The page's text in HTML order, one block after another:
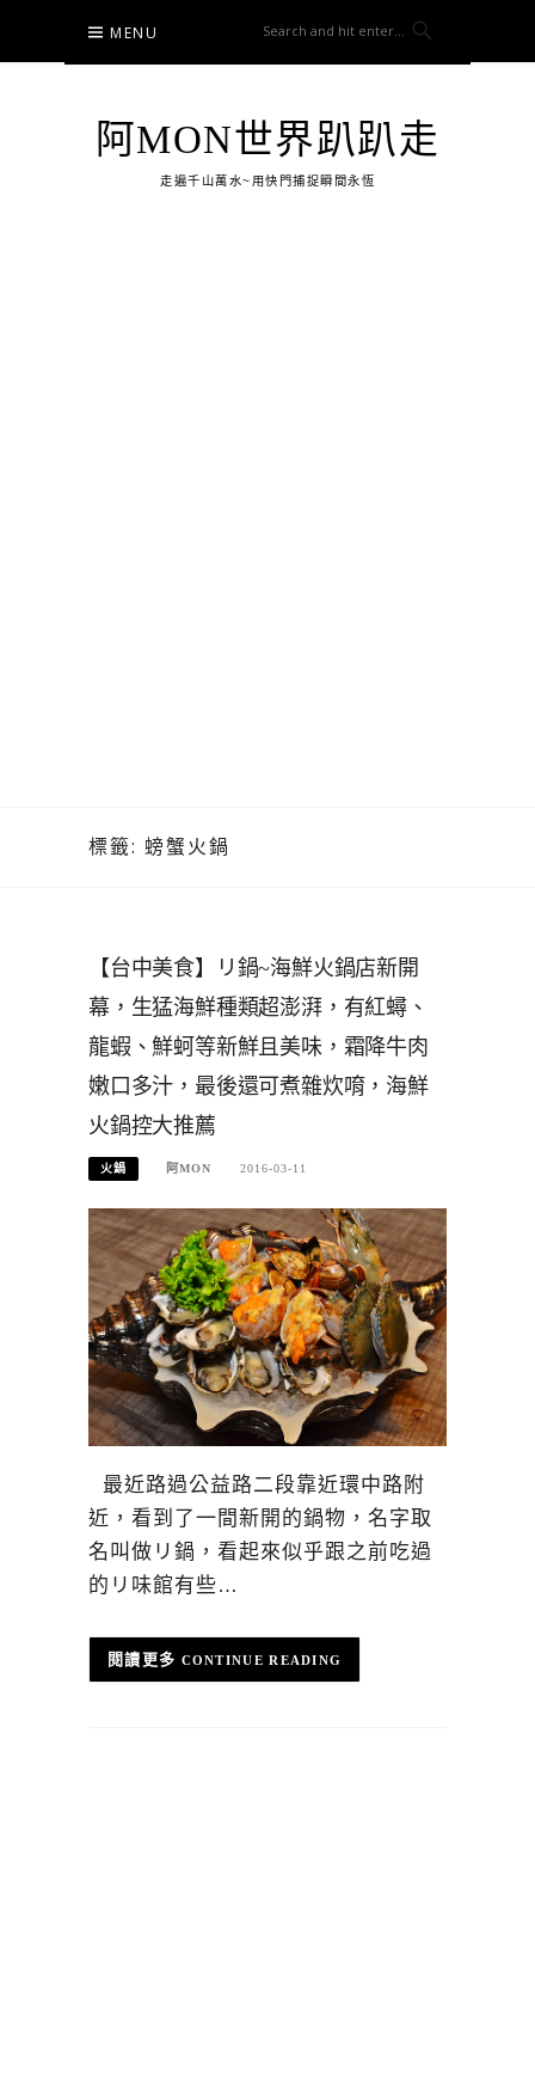
content
MENU
阿MON世界趴趴走
走遍千山萬水~用快門捕捉瞬間永恆
標籤: 螃蟹火鍋
【台中美食】リ鍋~海鮮火鍋店新開
幕，生猛海鮮種類超澎湃，有紅蟳、
龍蝦、鮮蚵等新鮮且美味，霜降牛肉
嫩口多汁，最後還可煮雜炊唷，海鮮
火鍋控大推薦
火鍋 阿MON 2016-03-11
最近路過公益路二段靠近環中路附
近，看到了一間新開的鍋物，名字取
名叫做リ鍋，看起來似乎跟之前吃過
的リ味館有些…
CONTINUE READING